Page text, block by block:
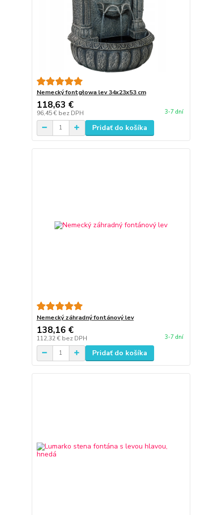
Nemecký fontgłowa lev 34x23x53 cm
118,63 €
96,45 € bez DPH 3-7 dní
Pridať do košíka
Nemecký záhradný fontánový lev
138,16 €
112,32 € bez DPH 3-7 dní
Pridať do košíka